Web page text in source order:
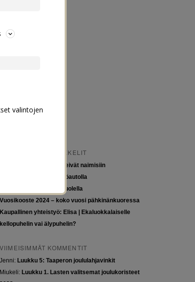
VIIMEISIMMÄT ARTIKKELIT
Tytöt kuuluvat kouluun, eivät naimisiin
Euroopan roadtrip sähköautolla
Tyttöjen ja tasa-arvon puolella
Vuosikooste 2024 – koko vuosi pähkinänkuoressa
Kaupallinen yhteistyö: Elisa | Ekaluokkalaiselle
kellopuhelin vai älypuhelin?
VIIMEISIMMÄT KOMMENTIT
Jenni: Luukku 5: Taaperon joululahjavinkit
Miukeli: Luukku 1. Lasten valitsemat joulukoristeet
valintojen